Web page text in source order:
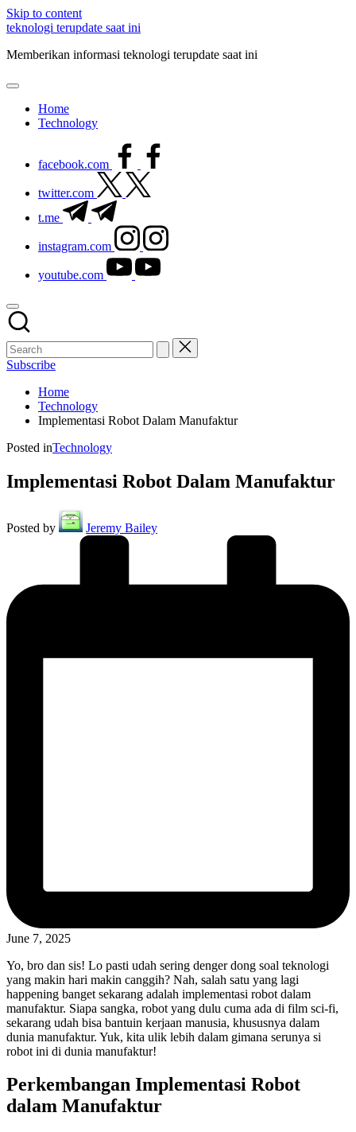
Skip to content
teknologi terupdate saat ini
Memberikan informasi teknologi terupdate saat ini
Home
Technology
facebook.com
twitter.com
t.me
instagram.com
youtube.com
Subscribe
Home
Technology
Implementasi Robot Dalam Manufaktur
Posted inTechnology
Implementasi Robot Dalam Manufaktur
Posted by Jeremy Bailey
June 7, 2025
Yo, bro dan sis! Lo pasti udah sering denger dong soal teknologi
yang makin hari makin canggih? Nah, salah satu yang lagi
happening banget sekarang adalah implementasi robot dalam
manufaktur. Siapa sangka, robot yang dulu cuma ada di film sci-fi,
sekarang udah bisa bantuin kerjaan manusia, khususnya dalam
dunia manufaktur. Yuk, kita ulik lebih dalam gimana serunya si
robot ini di dunia manufaktur!
Perkembangan Implementasi Robot
dalam Manufaktur